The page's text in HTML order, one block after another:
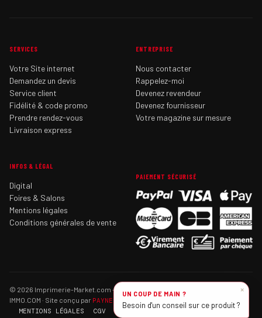
SERVICES
Votre Site internet
Demandez un devis
Service client
Fidélité & code promo
Prendre rendez-vous
Livraison express
ENTREPRISE
Nous contacter
Rappelez-moi
Devenez revendeur
Devenez fournisseur
Votre magazine sur mesure
INFOS & LÉGAL
Digital
Foires & Salons
Mentions légales
Conditions générales de vente
PAIEMENT SÉCURISÉ
© 2026 Imprimerie-Market.com — Tous droits réservés · SAS IMPRIMERIE-
IMMO.COM · Site conçu par PAYNEL
MENTIONS LÉGALES
CGV
×
UN COUP DE MAIN ?
Besoin d'un conseil sur ce produit ?